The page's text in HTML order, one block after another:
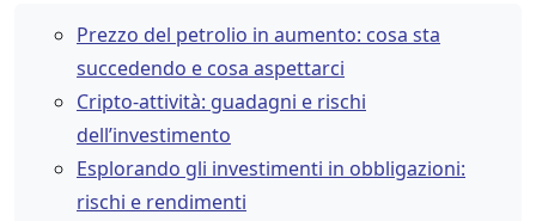
Prezzo del petrolio in aumento: cosa sta
succedendo e cosa aspettarci
Cripto-attività: guadagni e rischi
dell’investimento
Esplorando gli investimenti in obbligazioni:
rischi e rendimenti